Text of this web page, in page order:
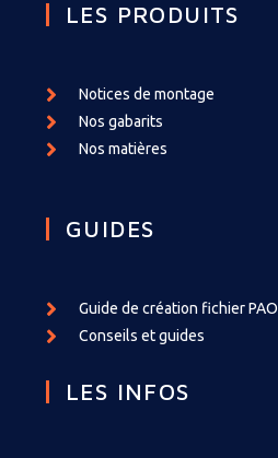
LES PRODUITS
Notices de montage
Nos gabarits
Nos matières
GUIDES
Guide de création fichier PAO
Conseils et guides
LES INFOS